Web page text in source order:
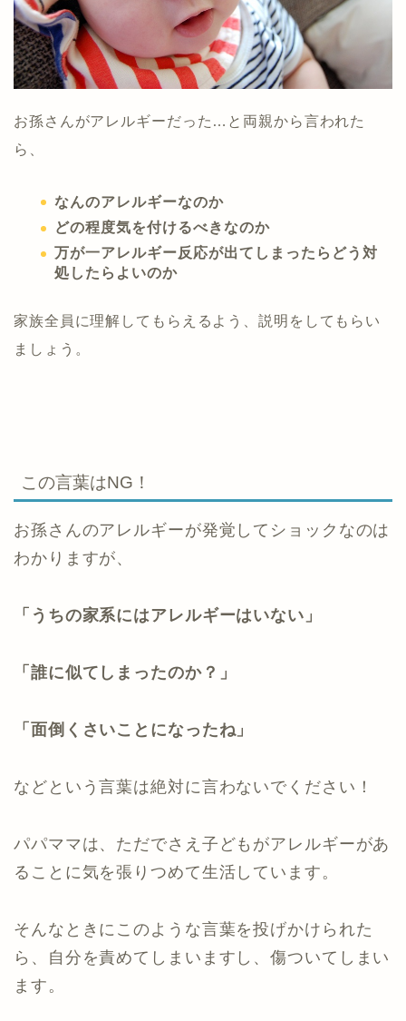
お孫さんがアレルギーだった…と両親から言われた
ら、
なんのアレルギーなのか
どの程度気を付けるべきなのか
万が一アレルギー反応が出てしまったらどう対
処したらよいのか
家族全員に理解してもらえるよう、説明をしてもらい
ましょう。
この言葉はNG！
お孫さんのアレルギーが発覚してショックなのは
わかりますが、
「うちの家系にはアレルギーはいない」
「誰に似てしまったのか？」
「面倒くさいことになったね」
などという言葉は絶対に言わないでください！
パパママは、ただでさえ子どもがアレルギーがあ
ることに気を張りつめて生活しています。
そんなときにこのような言葉を投げかけられた
ら、自分を責めてしまいますし、傷ついてしまい
ます。